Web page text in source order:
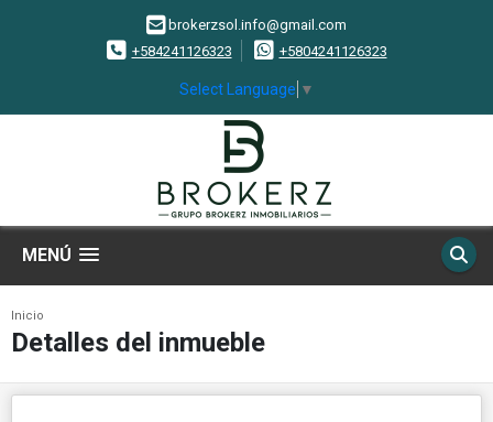
brokerzsol.info@gmail.com
+584241126323
+5804241126323
Select Language ▼
MENÚ
Inicio
Detalles del inmueble